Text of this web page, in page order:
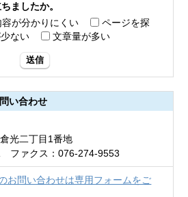
ましたか。
容が分かりにくい
ページを探
ない 文章量が多い
送信
い合わせ
光二丁目1番地
ファクス：076-274-9553
お問い合わせは専用フォームをご